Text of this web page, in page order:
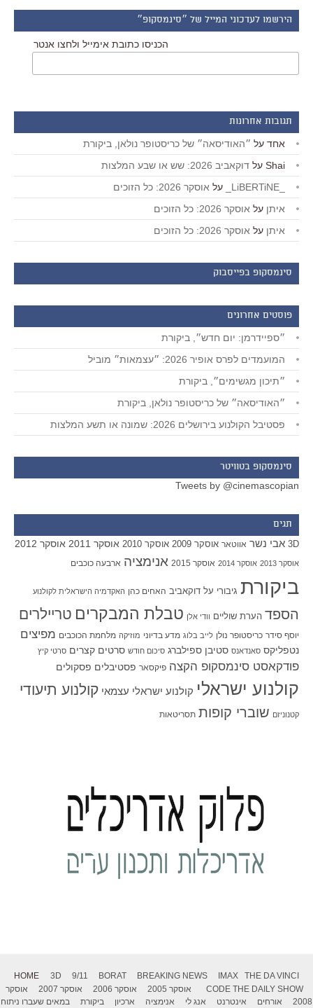
הירשמו לעדכוני המייל של ״סינמסקופ״
הכניסו כתובת אימייל ולחצו אנטר
תגובות אחרונות
אחד על ״האודיסאה״ של כריסטופר נולאן, ביקורת
Shai על דוקאביב 2026: שש או שבע המלצות
על אוסקר 2026: כל הזוכים
איתן על אוסקר 2026: כל הזוכים
איתן על אוסקר 2026: כל הזוכים
סינמסקופ בפייסבוק
פוסטים אחרונים
״ספיידרמן: יום חדש״, ביקורת
המועמדים לפרס אופיר 2026: ״עצמאות״ מוביל
״תיכון מגשימים״, ביקורת
״האודיסאה״ של כריסטופר נולאן, ביקורת
פסטיבל הקולנוע בירושלים 2026: שמונה או תשע המלצות
סינמסקופ בטוויטר
Tweets by @cinemascopian
תגים
3D אבי נשר אווטאר אוסקר 2009 אוסקר 2010 אוסקר 2011 אוסקר 2012
אוסקר 2013 אוסקר 2014 אוסקר 2015 אנימציה ארבעה כוכבים
ביקורת גיבורי על דוקאביב האחים כהן האקדמיה הישראלית לקולנוע
הספד הערת שוליים וודי אלן טבלת המבקרים טריילרים
יוסף סידר כריסטופר נולן לייב בלוג מדע בדיוני מוזיקה מלחמת הכוכבים מפיצים
נטפליקס סאנדאנס סטיבן ספילברג סיכום חודש סרטים קצרים סרטי קיץ
פודקאסט סינמסקופ הקצה פיקסאר פסטיבלים פסקולים
קולנוע ישראלי קולנוע ישראלי עצמאי קולנוע תיעודי
קטנוניזם שוברי קופות תסריטאות
HOME 3D 9/11 BORAT BREAKING NEWS IMAX
THE DA VINCI
CODE THE DAILY SHOW אוסקר 2005 אוסקר 2006 אוסקר 2007
אוסקר
2008
אורחים אינטרנט אנג לי אנימציה ארכיון ביקורת במאים שעברו ניתוח